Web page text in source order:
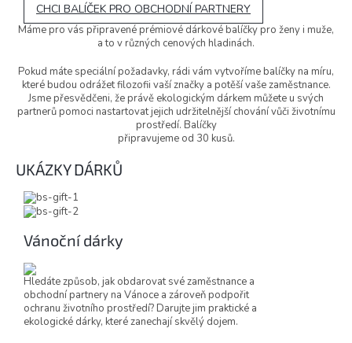
CHCI BALÍČEK PRO OBCHODNÍ PARTNERY
Máme pro vás připravené prémiové dárkové balíčky pro ženy i muže,
a to v různých cenových hladinách.
Pokud máte speciální požadavky, rádi vám vytvoříme balíčky na míru,
které budou odrážet filozofii vaší značky a potěší vaše zaměstnance.
Jsme přesvědčeni, že právě ekologickým dárkem můžete u svých
partnerů pomoci nastartovat jejich udržitelnější chování vůči životnímu
prostředí. Balíčky
připravujeme od 30 kusů.
UKÁZKY DÁRKŮ
Vánoční dárky
Hledáte způsob, jak obdarovat své zaměstnance a
obchodní partnery na Vánoce a zároveň podpořit
ochranu životního prostředí? Darujte jim praktické a
ekologické dárky, které zanechají skvělý dojem.